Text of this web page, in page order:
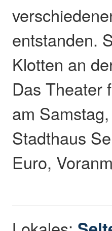
entstanden.
Klotten an
Das Theater
am
Stadthaus
Euro,